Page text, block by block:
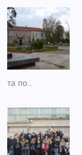
та по…